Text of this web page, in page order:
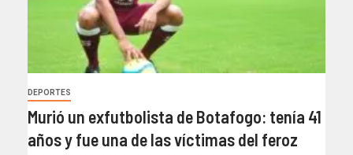
DEPORTES
Murió un exfutbolista de Botafogo: tenía 41
años y fue una de las víctimas del feroz